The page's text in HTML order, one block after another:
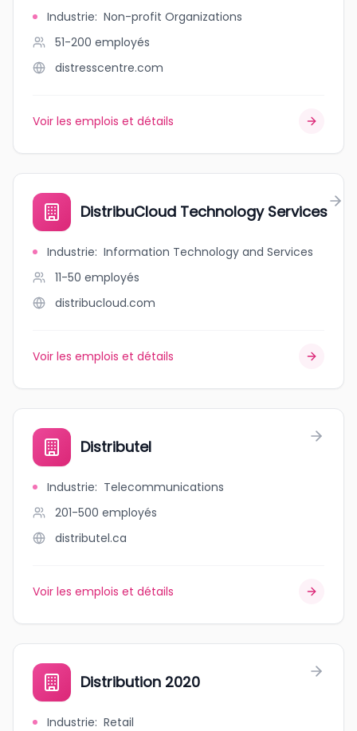
Industrie: Non-profit Organizations
51-200 employés
distresscentre.com
Voir les emplois et détails
DistribuCloud Technology Services
Industrie: Information Technology and Services
11-50 employés
distribucloud.com
Voir les emplois et détails
Distributel
Industrie: Telecommunications
201-500 employés
distributel.ca
Voir les emplois et détails
Distribution 2020
Industrie: Retail